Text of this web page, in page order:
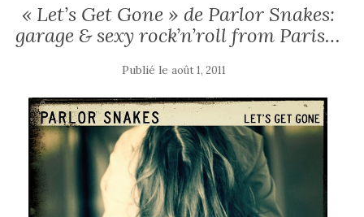
« Let’s Get Gone » de Parlor Snakes:
garage & sexy rock’n’roll from Paris…
Publié le août 1, 2011